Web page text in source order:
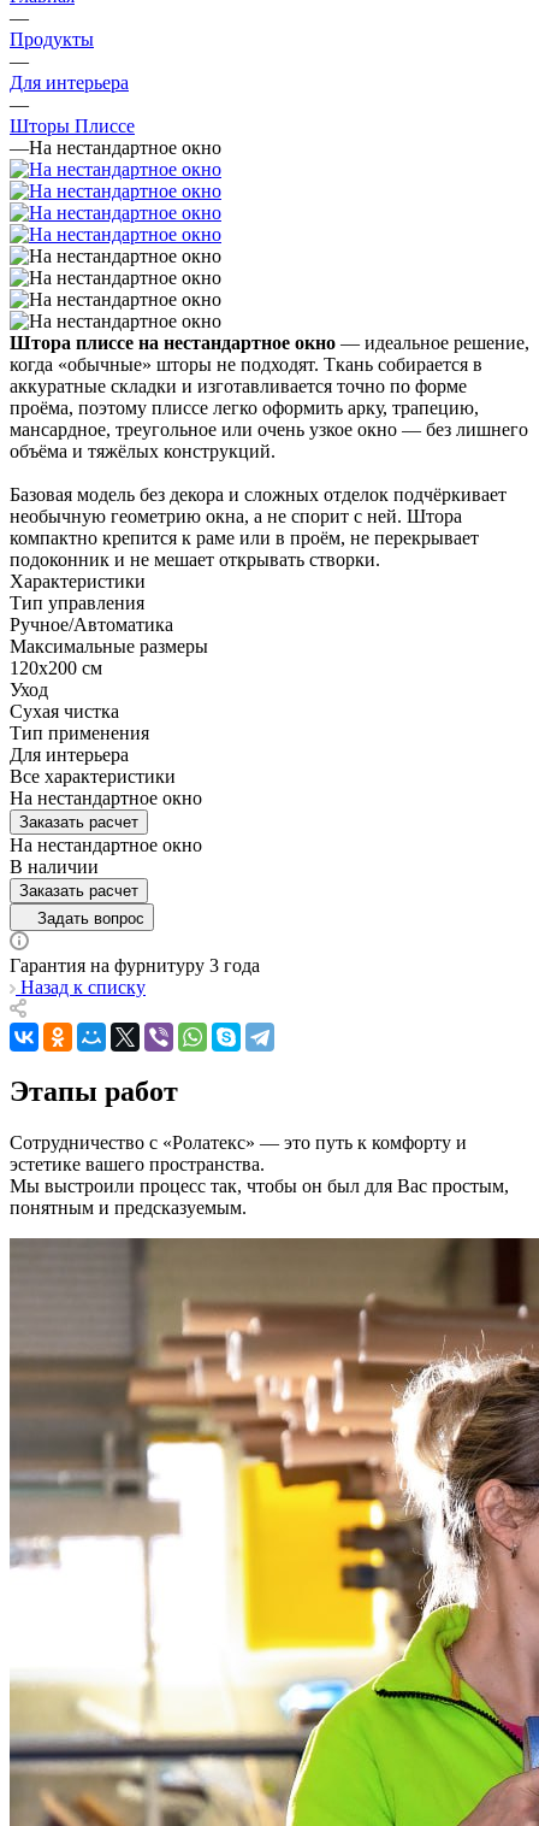
—
Продукты
—
Для интерьера
—
Шторы Плиссе
—На нестандартное окно
Штора плиссе на нестандартное окно — идеальное решение,
когда «обычные» шторы не подходят. Ткань собирается в
аккуратные складки и изготавливается точно по форме
проёма, поэтому плиссе легко оформить арку, трапецию,
мансардное, треугольное или очень узкое окно — без лишнего
объёма и тяжёлых конструкций.
Базовая модель без декора и сложных отделок подчёркивает
необычную геометрию окна, а не спорит с ней. Штора
компактно крепится к раме или в проём, не перекрывает
подоконник и не мешает открывать створки.
Характеристики
Тип управления
Ручное/Автоматика
Максимальные размеры
120х200 см
Уход
Сухая чистка
Тип применения
Для интерьера
Все характеристики
На нестандартное окно
Заказать расчет
На нестандартное окно
В наличии
Заказать расчет
Задать вопрос
Гарантия на фурнитуру 3 года
Назад к списку
Этапы работ
Сотрудничество с «Ролатекс» — это путь к комфорту и
эстетике вашего пространства.
Мы выстроили процесс так, чтобы он был для Вас простым,
понятным и предсказуемым.